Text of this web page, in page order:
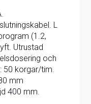
L
(1.2,
Utrustad
och
50 korgar/tim.
mm
400 mm.